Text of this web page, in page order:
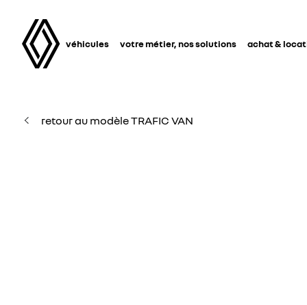
véhicules votre métier, nos solutions achat &
retour au modèle TRAFIC VAN